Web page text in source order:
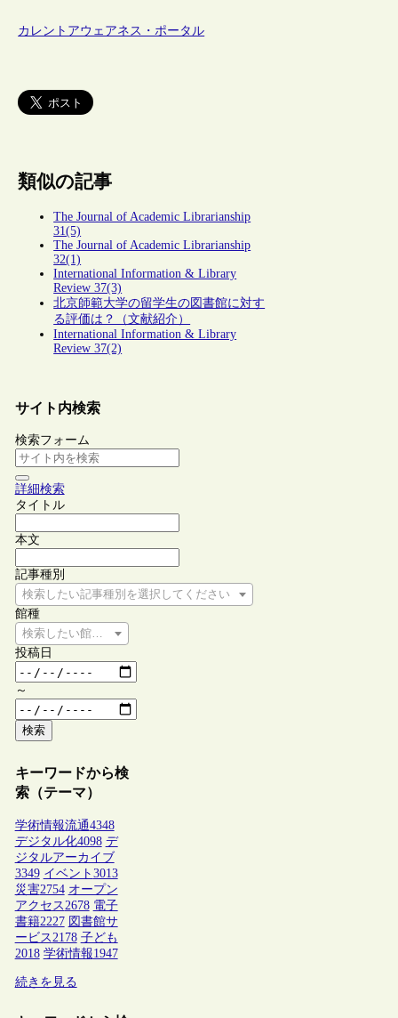
カレントアウェアネス・ポータル
類似の記事
The Journal of Academic Librarianship
31(5)
The Journal of Academic Librarianship
32(1)
International Information & Library
Review 37(3)
北京師範大学の留学生の図書館に対す
る評価は？（文献紹介）
International Information & Library
Review 37(2)
サイト内検索
検索フォーム
詳細検索
タイトル
本文
記事種別
検索したい記事種別を選択してください
館種
検索したい館種を選択してください
投稿日
～
検索
キーワードから検
索（テーマ）
学術情報流通4348
デジタル化4098 デ
ジタルアーカイブ
3349 イベント 3013
災害2754 オープン
アクセス 2678 電子
書籍2227 図書館サ
ービス 2178 子ども
2018 学術情報1947
続きを見る